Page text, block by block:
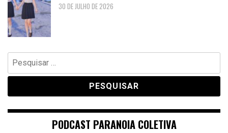
30 DE JULHO DE 2026
Pesquisar
por:
PODCAST PARANOIA COLETIVA